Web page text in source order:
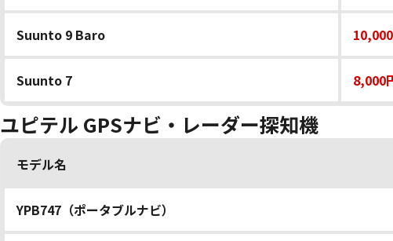
Suunto 9 Baro
Suunto 7 8,000
ユピテル GPSナビ・レーダー探知機
モデル名
YPB747（ポータブルナビ）